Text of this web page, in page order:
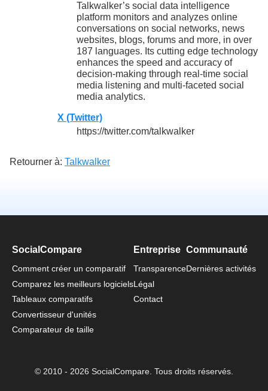
Talkwalker’s social data intelligence
platform monitors and analyzes online
conversations on social networks, news
websites, blogs, forums and more, in over
187 languages. Its cutting edge technology
enhances the speed and accuracy of
decision-making through real-time social
media listening and multi-faceted social
media analytics.
X (Twitter)
https://twitter.com/talkwalker
Retourner à: Talkwalker
SocialCompare
Comment créer un comparatif
Comparez les meilleurs logiciels
Tableaux comparatifs
Convertisseur d'unités
Comparateur de taille
Entreprise
Transparence
Légal
Contact
Communauté
Dernières activités
© 2010 - 2026 SocialCompare. Tous droits réservés.